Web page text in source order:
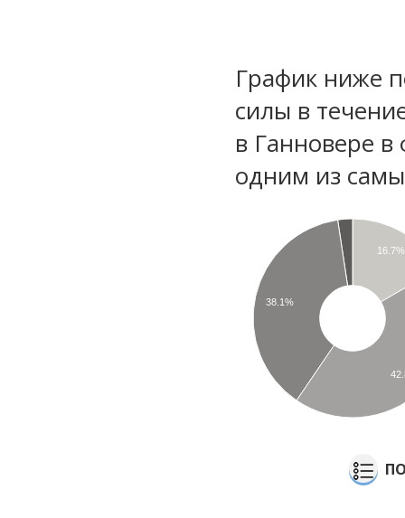
График ниже
силы в
в Ганновере в
одним из
16.7%
38.1%